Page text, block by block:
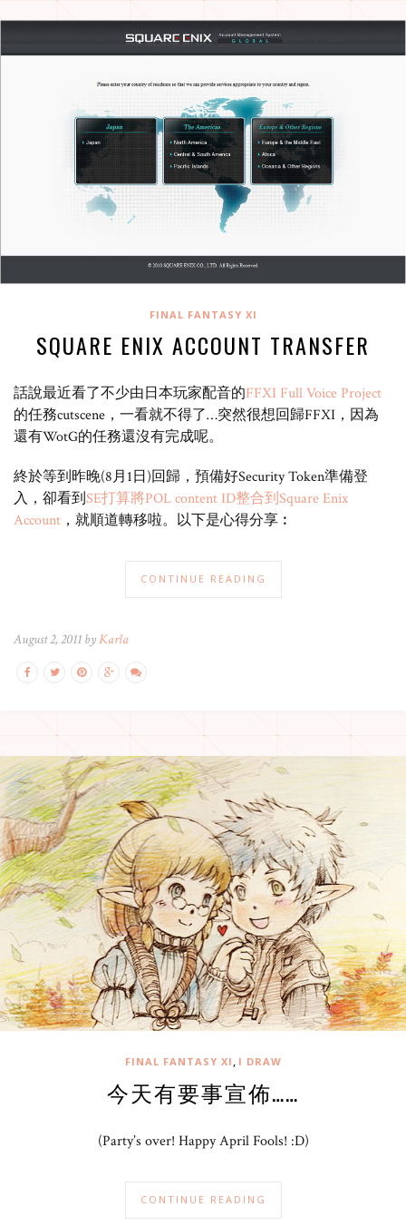
FINAL FANTASY XI
SQUARE ENIX ACCOUNT TRANSFER
話說最近看了不少由日本玩家配音的FFXI Full Voice Project
的任務cutscene，一看就不得了…突然很想回歸FFXI，因為
還有WotG的任務還沒有完成呢。
終於等到昨晚(8月1日)回歸，預備好Security Token準備登
入，卻看到SE打算將POL content ID整合到Square Enix
Account ，就順道轉移啦。以下是心得分享︰
CONTINUE READING
August 2, 2011 byKarla
FINAL FANTASY XI , I DRAW
今天有要事宣佈……
(Party’s over! Happy April Fools! :D)
CONTINUE READING